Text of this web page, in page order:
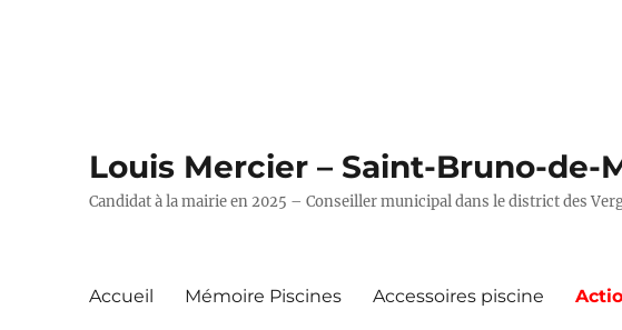
Louis Mercier – Saint-Bruno-de-
Candidat à la mairie en 2025 – Conseiller municipal dans le district des
Accueil Mémoire Piscines Accessoires piscine